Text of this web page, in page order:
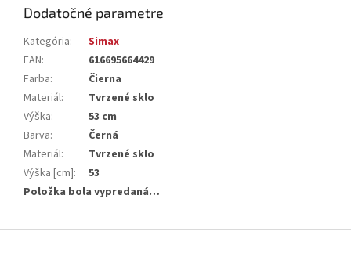
Dodatočné parametre
Kategória:
Simax
EAN:
616695664429
Farba:
Čierna
Materiál:
Tvrzené sklo
Výška:
53 cm
Barva:
Černá
Materiál:
Tvrzené sklo
Výška [cm]:
53
Položka bola vypredaná…